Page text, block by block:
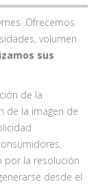
Ofrecemos
volumen
sus
de la
de la imagen de
por la resolución
desde el